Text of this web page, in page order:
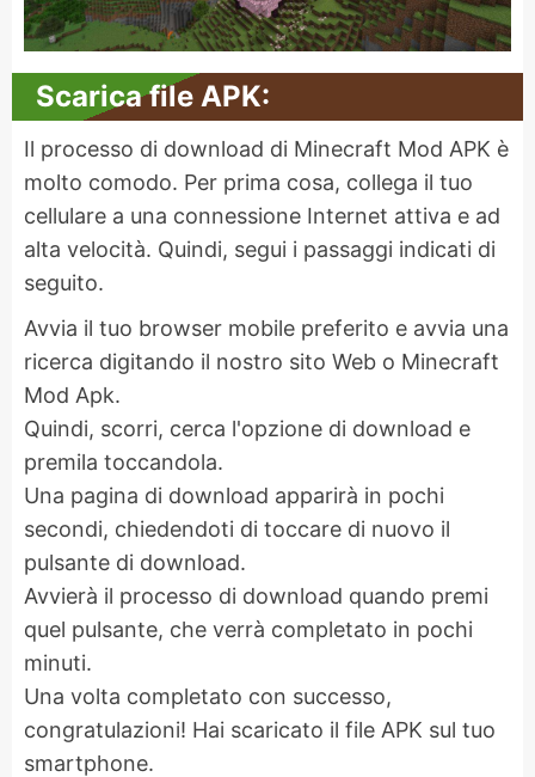
Scarica file APK:
Il processo di download di Minecraft Mod APK è
molto comodo. Per prima cosa, collega il tuo
cellulare a una connessione Internet attiva e ad
alta velocità. Quindi, segui i passaggi indicati di
seguito.
Avvia il tuo browser mobile preferito e avvia una
ricerca digitando il nostro sito Web o Minecraft
Mod Apk.
Quindi, scorri, cerca l'opzione di download e
premila toccandola.
Una pagina di download apparirà in pochi
secondi, chiedendoti di toccare di nuovo il
pulsante di download.
Avvierà il processo di download quando premi
quel pulsante, che verrà completato in pochi
minuti.
Una volta completato con successo,
congratulazioni! Hai scaricato il file APK sul tuo
smartphone.